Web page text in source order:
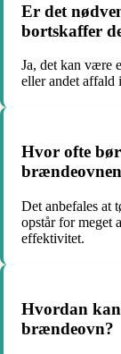
Er det
bortskaffer
Ja, det kan være
eller andet affald
Hvor ofte
Det anbefales at
opstår for meget
effektivitet.
Hvordan kan
brændeovn?